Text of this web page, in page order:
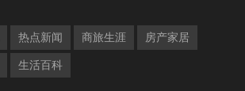
热点新闻 商旅生涯 房产家居
生活百科